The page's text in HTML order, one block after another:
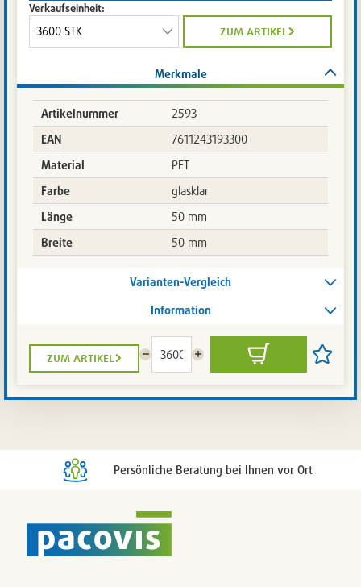
Verkaufseinheit:
zum artikel
Merkmale
Artikelnummer
2593
EAN
7611243193300
Material
PET
Farbe
glasklar
Länge
50 mm
Breite
50 mm
Varianten-Vergleich
Information
zum artikel
Menge
reduzieren
Menge
erhöhen
In
den
Artikel
Persönliche Beratung bei Ihnen vor Ort